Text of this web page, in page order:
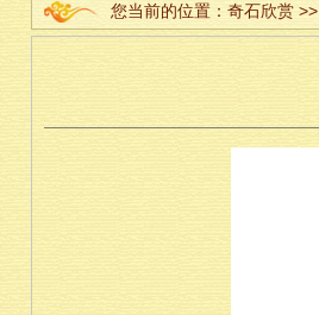
您当前的位置：奇石欣赏